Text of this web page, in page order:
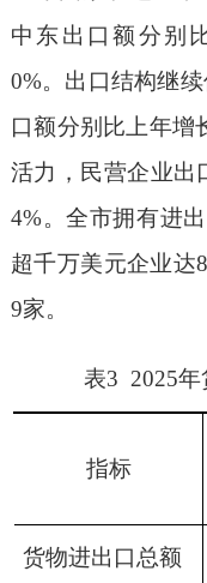
中东出口额分别
0%。出口结构继
口额分别比上年增
活力，民营企业出
4%。全市拥有进
超千万美元企业达
9家。
表3 2025年
指标
货物进出口总额